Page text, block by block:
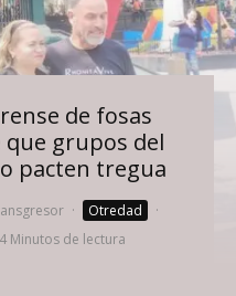
de fosas
grupos del
pacten tregua
· Otredad
·
4 Minutos de lectura